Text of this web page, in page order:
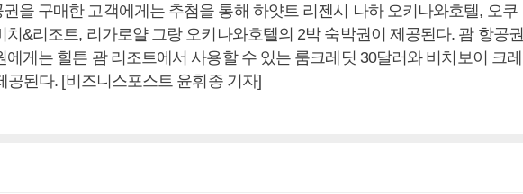
권을 구매한 고객에게는 추첨을 통해 하얏트 리젠시 나하 오키나와호텔, 오쿠
치&리조트, 리가로얄 그랑 오키나와호텔의 2박 숙박권이 제공된다. 괌 항공권
에게는 힐튼 괌 리조트에서 사용할 수 있는 룸크레딧 30달러와 비치보이 크레
공된다. [비즈니스포스트 윤휘종 기자]